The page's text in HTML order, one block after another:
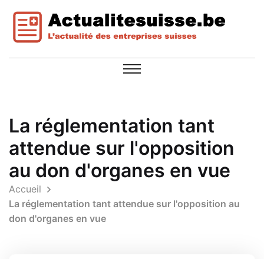
La réglementation tant
attendue sur l'opposition
au don d'organes en vue
Accueil
La réglementation tant attendue sur l'opposition au
don d'organes en vue